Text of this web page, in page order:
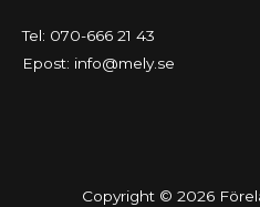
Tel: 070-666 21 43
Epost: info@mely.se
Copyright © 2026